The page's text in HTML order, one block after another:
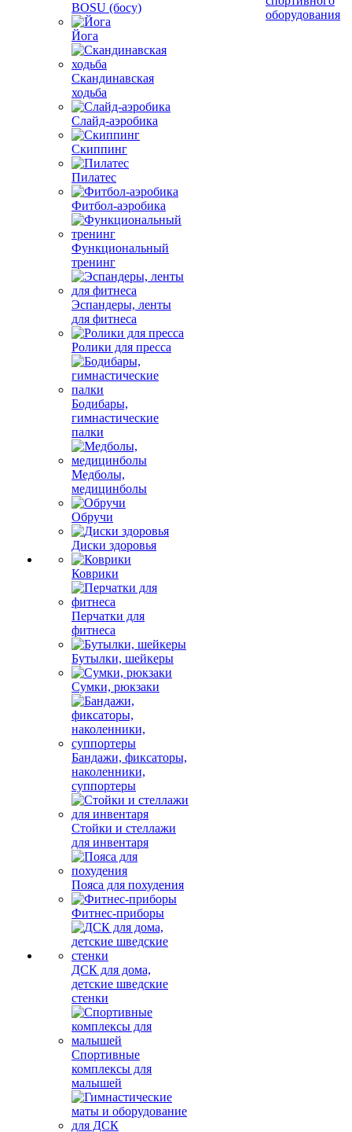
BOSU (босу)
Йога
Скандинавская
ходьба
Слайд-аэробика
Скиппинг
Пилатес
Фитбол-аэробика
Функциональный
тренинг
Эспандеры, ленты
для фитнеса
Ролики для пресса
Бодибары,
гимнастические
палки
Медболы,
медицинболы
Обручи
Диски здоровья
Коврики
Перчатки для
фитнеса
Бутылки, шейкеры
Сумки, рюкзаки
Бандажи, фиксаторы,
наколенники,
суппортеры
Стойки и стеллажи
для инвентаря
Пояса для похудения
Фитнес-приборы
ДСК для дома,
детские шведские
стенки
Спортивные
комплексы для
малышей
оборудования